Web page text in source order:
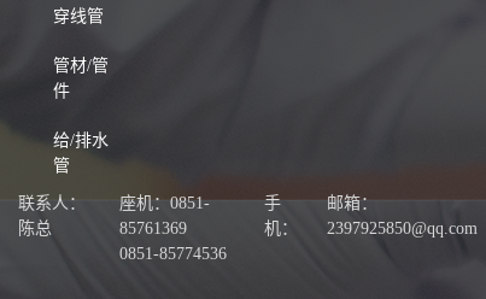
穿线管
管材/管
件
给/排水
管
联系人：
陈总
座机：0851-
85761369
0851-85774536
手
机：
邮箱：
2397925850@qq.com